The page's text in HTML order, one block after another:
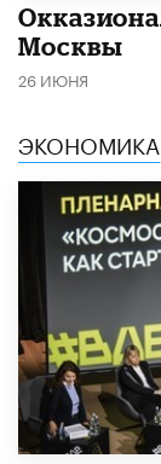
Москвы
26 ИЮНЯ
ЭКОНОМИКА